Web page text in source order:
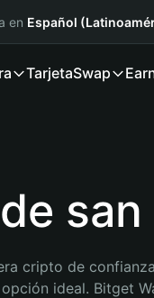
en Español
TarjetaSwap
san
cripto de
ideal. Bitget